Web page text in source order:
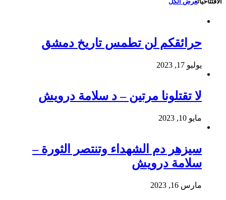
حرائقكم لن تطمس تاريخ دمشق
يوليو 17, 2023
لا تقتلونا مرتين – د سلامة درويش
مايو 10, 2023
سيزهر دم الشهداء وتنتصر الثورة –
سلامة درويش
مارس 16, 2023